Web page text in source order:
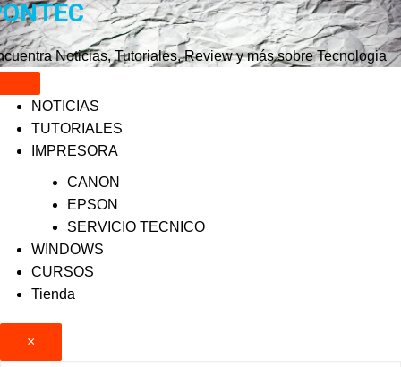
Saltar
al
contenidoNoticias, Tutoriales, Review y más sobre Tecnologia
NOTICIAS
TUTORIALES
IMPRESORA
CANON
EPSON
SERVICIO TECNICO
WINDOWS
CURSOS
Tienda
×